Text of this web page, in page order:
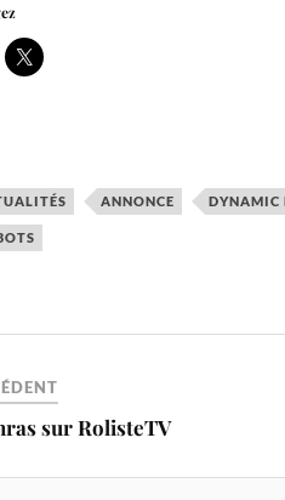
ANNONCE DYNAMIC
sur RolisteTV